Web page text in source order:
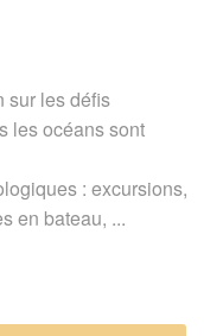
sur les défis
les océans sont
: excursions,
en bateau, ...